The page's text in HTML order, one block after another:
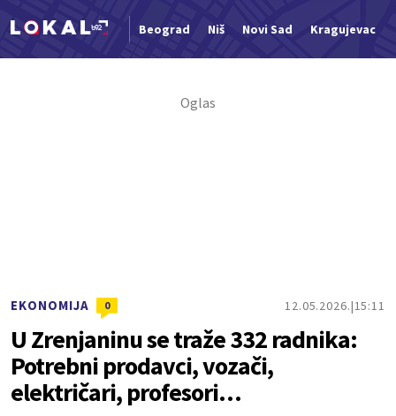
Beograd Niš Novi Sad Kragujevac
EKONOMIJA 0 12.05.2026. 15:11
U Zrenjaninu se traže 332 radnika:
Potrebni prodavci, vozači,
električari, profesori…